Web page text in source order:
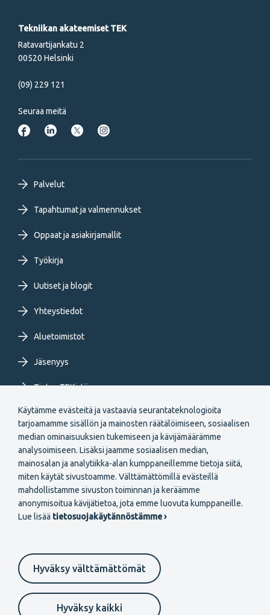
Käytämme evästeitä ja vastaavia seurantateknologioita
tarjoamamme sisällön ja mainosten räätälöimiseen, sosiaalisen
median ominaisuuksien tukemiseen ja kävijämäärämme
analysoimiseen. Lisäksi jaamme sosiaalisen median,
mainosalan ja analytiikka-alan kumppaneillemme tietoja siitä,
miten käytät sivustoamme. Välttämättömillä evästeillä
mahdollistamme sivuston toiminnan ja keräämme
anonymisoitua kävijätietoa, jota emme luovuta kumppaneille.
Lue lisää tietosuojakäytännöstämme ›
Hyväksy välttämättömät
Hyväksy kaikki
Tekniikan akateemiset TEK
Ratavartijankatu 2
00520 Helsinki
(09) 229 121
Seuraa meitä
Footer
primary
menu
FI
Palvelut
Tapahtumat ja valmennukset
Oppaat ja asiakirjamallit
Työkirja
Uutiset ja blogit
Yhteystiedot
Aluetoimistot
Jäsenyys
Tietoa TEKistä
Extranet
Secondary
FI
Liity jäseneksi
Footer
Evästeasetukset Tietosuojaselosteet
Ilmoituskanava
Suomeksi In English På svenska